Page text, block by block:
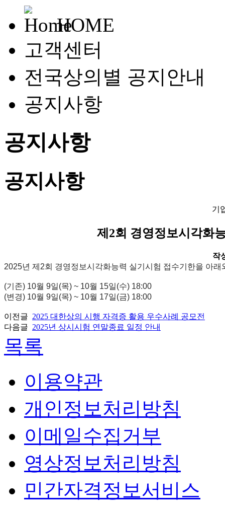
HOME
고객센터
전국상의별 공지안내
공지사항
공지사항
공지사항
기
제2회 경영정보시각화
작
2025년 제2회 경영정보시각화능력 실기시험 접수기한을 아
(기존) 10월 9일(목) ~ 10월 15일(수) 18:00
(변경) 10월 9일(목) ~ 10월 17일(금) 18:00
이전글 2025 대한상의 시행 자격증 활용 우수사례 공모전
다음글 2025년 상시시험 연말종료 일정 안내
목록
이용약관
개인정보처리방침
이메일수집거부
영상정보처리방침
민간자격정보서비스